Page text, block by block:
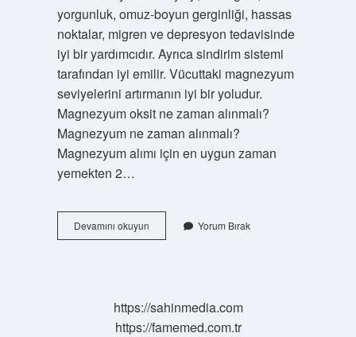
yorgunluk, omuz-boyun gerginliği, hassas
noktalar, migren ve depresyon tedavisinde
iyi bir yardımcıdır. Ayrıca sindirim sistemi
tarafından iyi emilir. Vücuttaki magnezyum
seviyelerini artırmanın iyi bir yoludur.
Magnezyum oksit ne zaman alınmalı?
Magnezyum ne zaman alınmalı?
Magnezyum alımı için en uygun zaman
yemekten 2…
Devamını okuyunMagnezyum
Oksit
Yorum Bırak
https://sahinmedia.com
https://famemed.com.tr